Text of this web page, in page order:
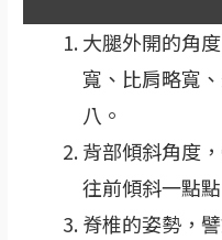
大腿外開的角
寬、比肩略寬
八。
背部傾斜角度
往前傾斜一點
脊椎的姿勢，